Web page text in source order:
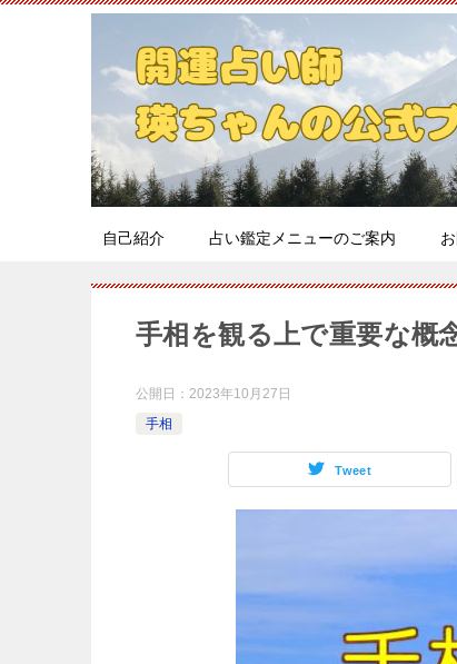
自己紹介 占い鑑定メニューのご案内
手相を観る上で重要な概
公開日： 2023年10月27日
手相
Tweet